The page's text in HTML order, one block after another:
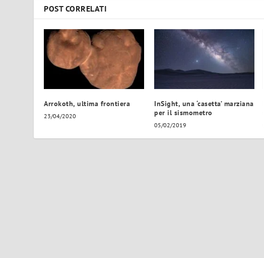
POST CORRELATI
Arrokoth, ultima frontiera
23/04/2020
InSight, una ‘casetta’ marziana
per il sismometro
05/02/2019